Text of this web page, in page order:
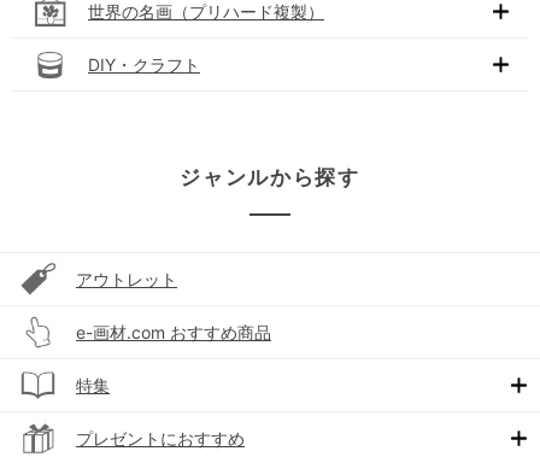
世界の名画（プリハード複製）
DIY・クラフト
ジャンルから探す
アウトレット
e-画材.com おすすめ商品
特集
プレゼントにおすすめ